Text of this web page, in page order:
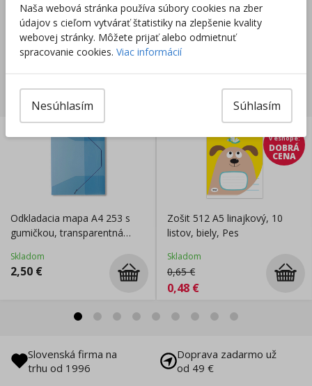
Tovar nie je skladom.
Tento produkt momentálne nie je možné objednať.
Zobraziť dostupnosť v predajniach
Súvisiace produkty
Odkladacia mapa A4 253 s
gumičkou, transparentná
Skladom
2,50 €
v eshope:
DOBRÁ
CENA
Zošit 512 A5 linajkový, 10
listov, biely, Pes
Skladom
0,65€
0,48 €
Slovenská firma na
trhu od 1996
Doprava zadarmo už
od 49 €
Naša webová stránka používa súbory cookies na zber
údajov s cieľom vytvárať štatistiky na zlepšenie kvality
webovej stránky. Môžete prijať alebo odmietnuť
spracovanie cookies. Viac informácií
Súhlasím
Nesúhlasím